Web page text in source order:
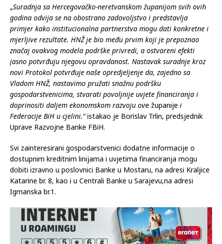
„Suradnja sa Hercegovačko-neretvanskom županijom svih ovih
godina odvija se na obostrano zadovoljstvo i predstavlja
primjer kako institucionalna partnerstva mogu dati konkretne i
mjerljive rezultate. HNŽ je bio među prvim koji je prepoznao
značaj ovakvog modela podrške privredi, a ostvareni efekti
jasno potvrđuju njegovu opravdanost. Nastavak suradnje kroz
novi Protokol potvrđuje naše opredjeljenje da, zajedno sa
Vladom HNŽ, nastavimo pružati snažnu podršku
gospodarstvenicima, stvarati povoljnije uvjete financiranja i
doprinositi daljem ekonomskom razvoju ove županije i
Federacije BiH u cjelini.“istakao je Borislav Trlin, predsjednik
Uprave Razvojne Banke FBiH.
Svi zainteresirani gospodarstvenici dodatne informacije o
dostupnim kreditnim linijama i uvjetima financiranja mogu
dobiti izravno u poslovnici Banke u Mostaru, na adresi Kraljice
Katarine br. 8, kao i u Centrali Banke u Sarajevu,na adresi
Igmanska br.1.